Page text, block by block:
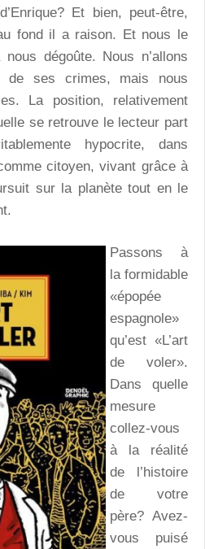
Et bien, peut-être,
fond il a raison. Et nous le
dégoûte. Nous n’allons
de ses crimes, mais nous
La position, relativement
se retrouve le lecteur part
hypocrite, dans
citoyen, vivant grâce à
sur la planète tout en le
Passons à
la formidable
«épopée
espagnole»
qu’est «L’art
de voler».
Dans quelle
mesure
collez-vous
à la réalité
de l’histoire
de votre
père? Avez-
vous puisé